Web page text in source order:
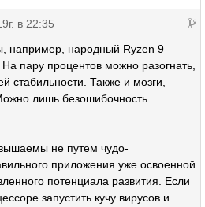
в 22:35
например, народный Ryzen 9
пару процентов можно разогнать,
стабильности. Также и мозги,
лишь безошибочность
не путем чудо-
приложения уже освоенной
потенциала развития. Если
запустить кучу вирусов и